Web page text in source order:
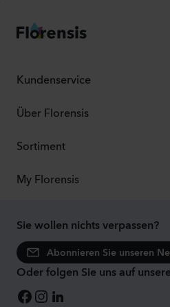
Kundenservice
Über Florensis
Sortiment
My Florensis
Sie wollen nichts verpassen?
Abonnieren Sie unseren
Oder folgen Sie uns auf